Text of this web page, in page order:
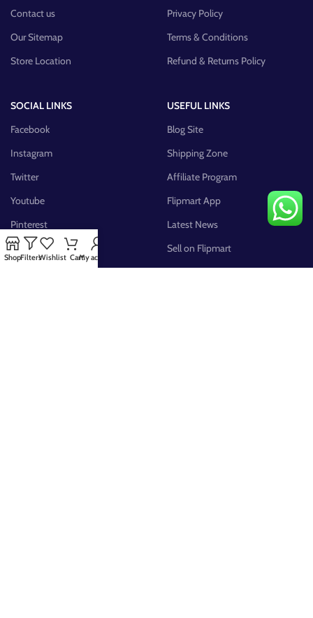
Contact us
Our Sitemap
Store Location
Privacy Policy
Terms & Conditions
Refund & Returns Policy
SOCIAL LINKS
Facebook
Instagram
Twitter
Youtube
Pinterest
FB Group
USEFUL LINKS
Blog Site
Shipping Zone
Affiliate Program
Flipmart App
Latest News
Sell on Flipmart
ShopFiltersWishlist CartMy account